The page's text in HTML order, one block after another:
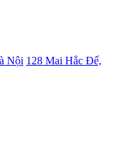
Nội 128 Mai Hắc Đế,